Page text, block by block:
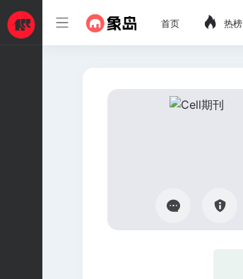
首页 热榜